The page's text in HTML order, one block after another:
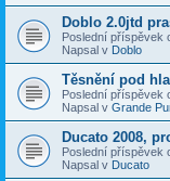
Doblo 2.0jtd
Poslední příspěvek
Napsal v Doblo
Těsnění pod
Poslední příspěvek
Napsal v Grande
Ducato 2008,
Poslední příspěvek
Napsal v Ducato